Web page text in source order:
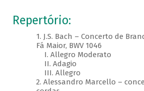
Repertório:
1. J.S. Bach – Concerto de
Fá Maior, BWV 1046
I. Allegro Moderato
II. Adagio
III. Allegro
2. Alessandro Marcello –